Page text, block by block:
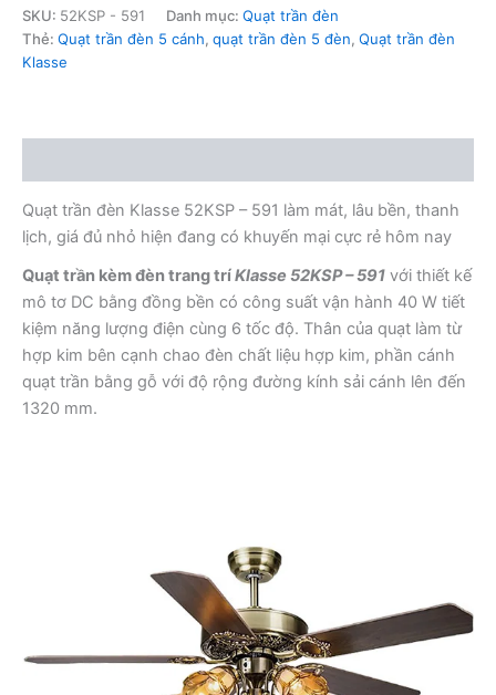
Klasse
52KSP
-
SKU: 52KSP - 591 Danh mục: Quạt trần đèn
Thẻ: Quạt trần đèn 5 cánh, quạt trần đèn 5 đèn, Quạt trần đèn
Klasse
Quạt trần đèn Klasse 52KSP – 591 làm mát, lâu bền, thanh
lịch, giá đủ nhỏ hiện đang có khuyến mại cực rẻ hôm nay
Quạt trần kèm đèn trang tríKlasse 52KSP – 591 với thiết kế
mô tơ DC bằng đồng bền có công suất vận hành 40 W tiết
kiệm năng lượng điện cùng 6 tốc độ. Thân của quạt làm từ
hợp kim bên cạnh chao đèn chất liệu hợp kim, phần cánh
quạt trần bằng gỗ với độ rộng đường kính sải cánh lên đến
1320 mm.